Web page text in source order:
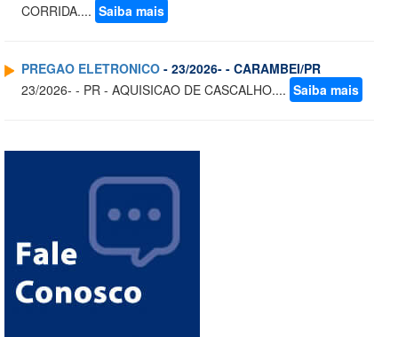
CORRIDA.... Saiba mais
PREGAO ELETRONICO - 23/2026- - CARAMBEI/PR
23/2026- - PR - AQUISICAO DE CASCALHO.... Saiba mais